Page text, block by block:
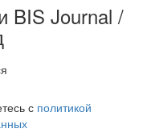
BIS Journal /
с политикой